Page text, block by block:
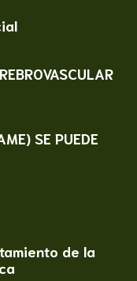
SE PUEDE
de la